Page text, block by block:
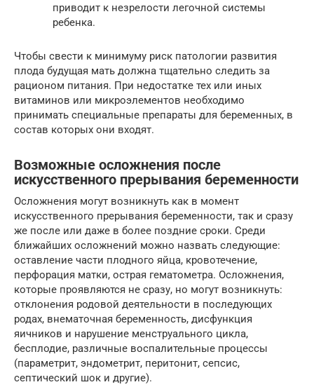
приводит к незрелости легочной системы
ребенка.
Чтобы свести к минимуму риск патологии развития
плода будущая мать должна тщательно следить за
рационом питания. При недостатке тех или иных
витаминов или микроэлементов необходимо
принимать специальные препараты для беременных, в
состав которых они входят.
Возможные осложнения после
искусственного прерывания беременности
Осложнения могут возникнуть как в момент
искусственного прерывания беременности, так и сразу
же после или даже в более поздние сроки. Среди
ближайших осложнений можно назвать следующие:
оставление части плодного яйца, кровотечение,
перфорация матки, острая гематометра. Осложнения,
которые проявляются не сразу, но могут возникнуть:
отклонения родовой деятельности в последующих
родах, внематочная беременность, дисфункция
яичников и нарушение менструального цикла,
бесплодие, различные воспалительные процессы
(параметрит, эндометрит, перитонит, сепсис,
септический шок и другие).